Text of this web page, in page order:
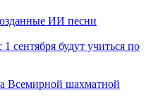
ИИ песни
сентября будут учиться по
Всемирной шахматной